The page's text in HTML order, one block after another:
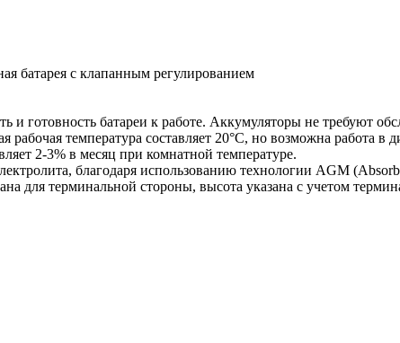
батарея с клапанным регулированием
и готовность батареи к работе. Аккумуляторы не требуют
температура составляет 20°С, но возможна работа в
2-3% в месяц при комнатной температуре.
благодаря использованию технологии AGM
для терминальной стороны, высота указана с учетом